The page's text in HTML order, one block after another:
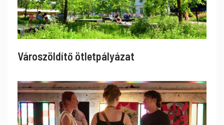
Városzöldítő ötletpályázat